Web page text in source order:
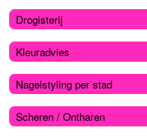
Drogisterij
Kleuradvies
Nagelstyling per stad
Scheren / Ontharen